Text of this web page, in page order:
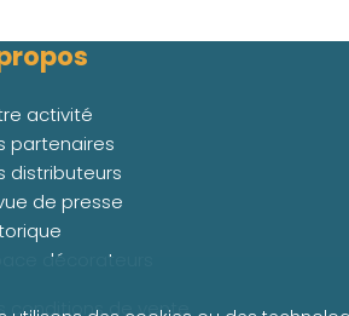
activité
partenaires
distributeurs
de presse
décorateurs
conditions de vente